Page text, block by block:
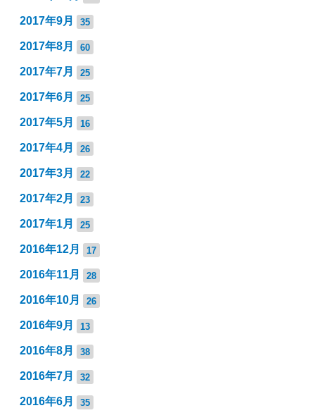
2017年9月 35
2017年8月 60
2017年7月 25
2017年6月 25
2017年5月 16
2017年4月 26
2017年3月 22
2017年2月 23
2017年1月 25
2016年12月 17
2016年11月 28
2016年10月 26
2016年9月 13
2016年8月 38
2016年7月 32
2016年6月 35